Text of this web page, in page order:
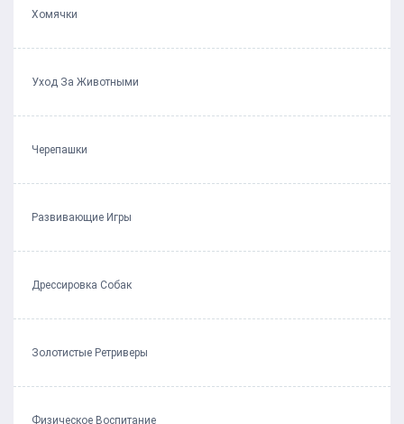
Хомячки
Уход За Животными
Черепашки
Развивающие Игры
Дрессировка Собак
Золотистые Ретриверы
Физическое Воспитание